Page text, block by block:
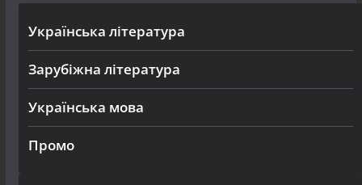
Українська література
Зарубіжна література
Українська мова
Промо